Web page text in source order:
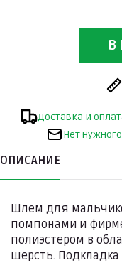
Доставка и
Нет
ОПИСАНИЕ
Шлем для
помпонами и
полиэстером в
шерсть. Подкладка